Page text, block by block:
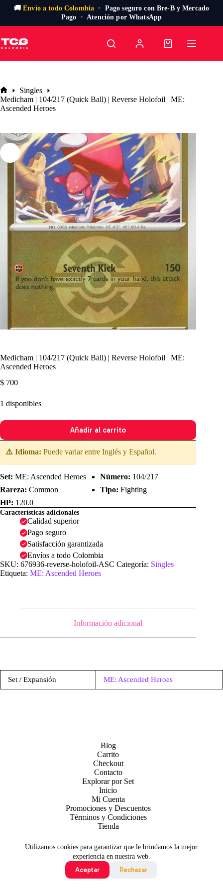
🚚Envío a todo Colombia · Pago seguro con Bre-B y Mercado
Pago · Atención por WhatsApp
al
contenido
Utilizamos cookies para garantizar que le brindamos la mejor
experiencia en nuestra web.
Aceptar
Rechazar
Carro
Inicio
Singles
Medicham | 104/217 (Quick Ball) | Reverse Holofoil | ME:
Ascended Heroes
Medicham | 104/217 (Quick Ball) | Reverse Holofoil | ME:
Ascended Heroes
$ 700
1 disponibles
Añadir al carrito
⚠️ Idioma: Puede variar entre Inglés y Español.
Set: ME: Ascended Heroes Número: 104/217
Rareza: Common Tipo: Fighting
HP: 120.0
Características adicionales
Calidad superior
Pago seguro
Satisfacción garantizada
Envíos a todo Colombia
SKU: 676936-reverse-holofoil-ASC Categoría: Singles
Etiqueta: ME: Ascended Heroes
Información adicional
Set / Expansión ME: Ascended Heroes
Blog
Carrito
Checkout
Contacto
Explorar por Set
Inicio
Mi Cuenta
Promociones y Descuentos
Términos y Condiciones
Tienda
Todo contenido original es sujeto de Copyright © 2026 TCG